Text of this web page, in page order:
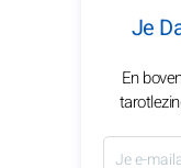
Je
En